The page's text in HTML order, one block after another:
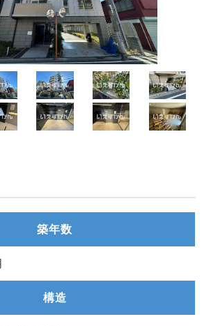
築年数
構造